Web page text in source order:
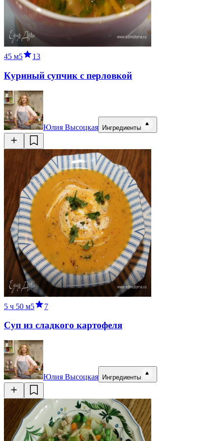
45 м5 13
Куриный супчик с перловкой
Юлия Высоцкая Ингредиенты
5 ч 50 м5 7
Суп из сладкого картофеля
Юлия Высоцкая Ингредиенты